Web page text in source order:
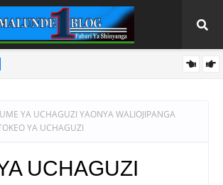
DC SHEKIMWERI AVUTIWA NA BUNIFU ZA ARU
YA UCHAGUZI YAONYA WALIOJIPANGA
YA UCHAGUZI
UCHAGUZI